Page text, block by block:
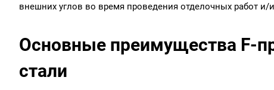
внешних углов во время проведения отделочных работ
Основные преимущества F-
стали